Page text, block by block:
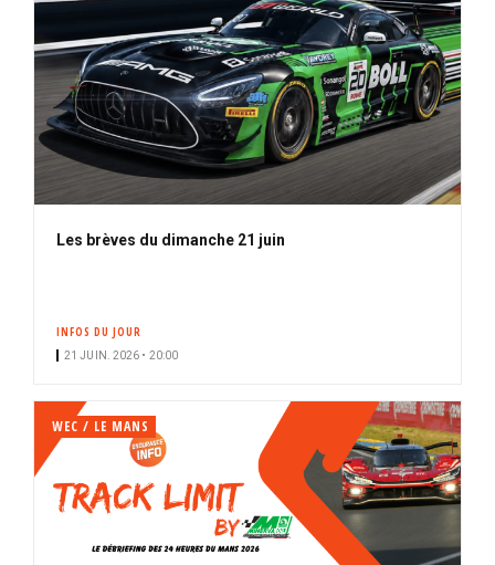
Les brèves du dimanche 21 juin
INFOS DU JOUR
21 JUIN. 2026 • 20:00
WEC / LE MANS